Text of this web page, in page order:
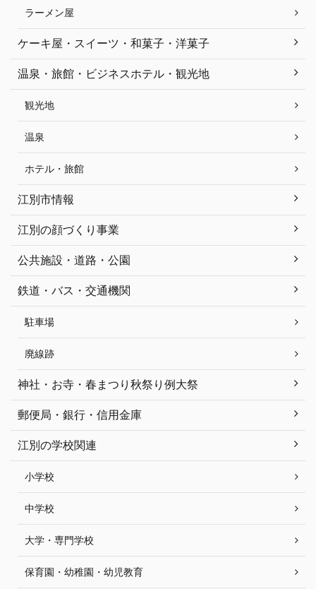
ラーメン屋
ケーキ屋・スイーツ・和菓子・洋菓子
温泉・旅館・ビジネスホテル・観光地
観光地
温泉
ホテル・旅館
江別市情報
江別の顔づくり事業
公共施設・道路・公園
鉄道・バス・交通機関
駐車場
廃線跡
神社・お寺・春まつり秋祭り例大祭
郵便局・銀行・信用金庫
江別の学校関連
小学校
中学校
大学・専門学校
保育園・幼稚園・幼児教育